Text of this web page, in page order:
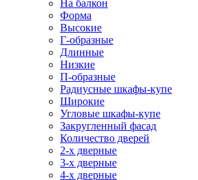
На балкон
Форма
Высокие
Г-образные
Длинные
Низкие
П-образные
Радиусные шкафы-купе
Широкие
Угловые шкафы-купе
Закругленный фасад
Количество дверей
2-х дверные
3-х дверные
4-х дверные